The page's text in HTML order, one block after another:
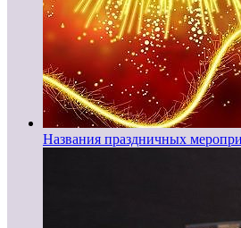
Названия праздничных